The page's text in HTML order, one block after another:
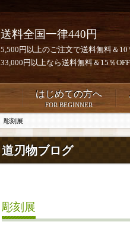
送料全国一律440円
5,500円以上のご注文で送料無料＆10
33,000円以上なら送料無料＆15％OFF
はじめての方へ
FOR BEGINNER
彫刻展
道刃物ブログ
彫刻展